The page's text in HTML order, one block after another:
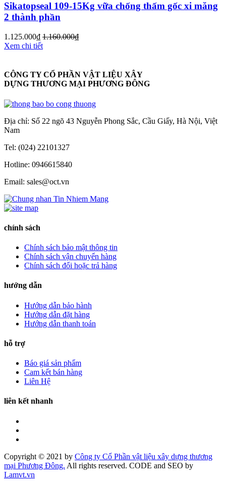
Sikatopseal 109-15Kg vữa chống thấm gốc xi măng
2 thành phần
1.125.000₫ 1.160.000₫
Xem chi tiết
CÔNG TY CỔ PHẦN VẬT LIỆU XÂY
DỰNG THƯƠNG MẠI PHƯƠNG ĐÔNG
Địa chỉ: Số 22 ngõ 43 Nguyễn Phong Sắc, Cầu Giấy, Hà Nội, Việt
Nam
Tel: (024) 22101327
Hotline: 0946615840
Email: sales@oct.vn
chính sách
Chính sách bảo mật thông tin
Chính sách vận chuyển hàng
Chính sách đổi hoặc trả hàng
hướng dẫn
Hướng dẫn bảo hành
Hướng dẫn đặt hàng
Hướng dẫn thanh toán
hỗ trợ
Báo giá sản phẩm
Cam kết bán hàng
Liên Hệ
liên kết nhanh
Copyright © 2021 by Công ty Cổ Phần vật liệu xây dựng thương
mại Phương Đông. All rights reserved. CODE and SEO by
Lamvt.vn